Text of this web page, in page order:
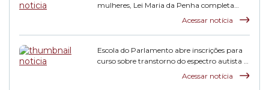
mulheres, Lei Maria da Penha completa
Acessar notícia
Escola do Parlamento abre inscrições para
curso sobre transtorno do espectro autista e
Acessar notícia